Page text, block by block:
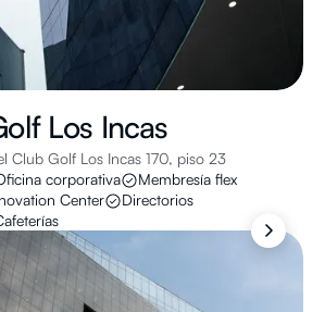
Los Incas
Club Golf Los Incas 170, piso 23
corporativa
Membresía flex
Center
Directorios